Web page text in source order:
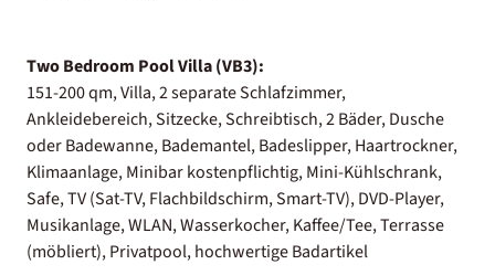
Two Bedroom Pool Villa (VB3):
151-200 qm, Villa, 2 separate Schlafzimmer,
Ankleidebereich, Sitzecke, Schreibtisch, 2 Bäder, Dusche
oder Badewanne, Bademantel, Badeslipper, Haartrockner,
Klimaanlage, Minibar kostenpflichtig, Mini-Kühlschrank,
Safe, TV (Sat-TV, Flachbildschirm, Smart-TV), DVD-Player,
Musikanlage, WLAN, Wasserkocher, Kaffee/Tee, Terrasse
(möbliert), Privatpool, hochwertige Badartikel